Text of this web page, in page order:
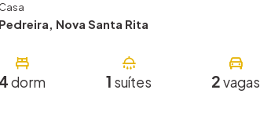
Casa
Pedreira, Nova Santa Rita
4 dorm 1 suítes 2 vagas